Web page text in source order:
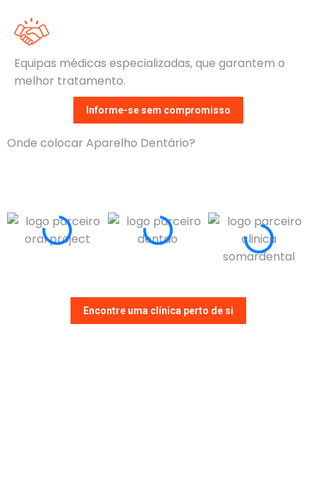
Equipas médicas especializadas, que garantem o
melhor tratamento.
Informe-se sem compromisso
Onde colocar Aparelho Dentário?
Encontre uma clínica perto de si